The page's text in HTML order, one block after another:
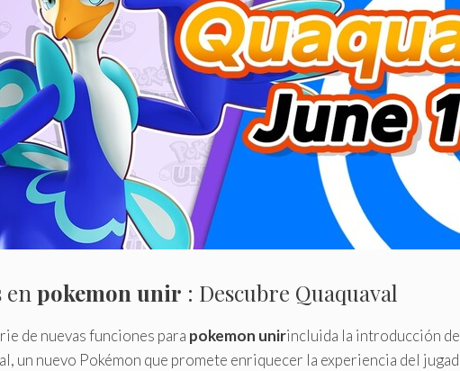
en pokemon unir : Descubre Quaquaval
de nuevas funciones para pokemon unirincluida la introducción
un nuevo Pokémon que promete enriquecer la experiencia del